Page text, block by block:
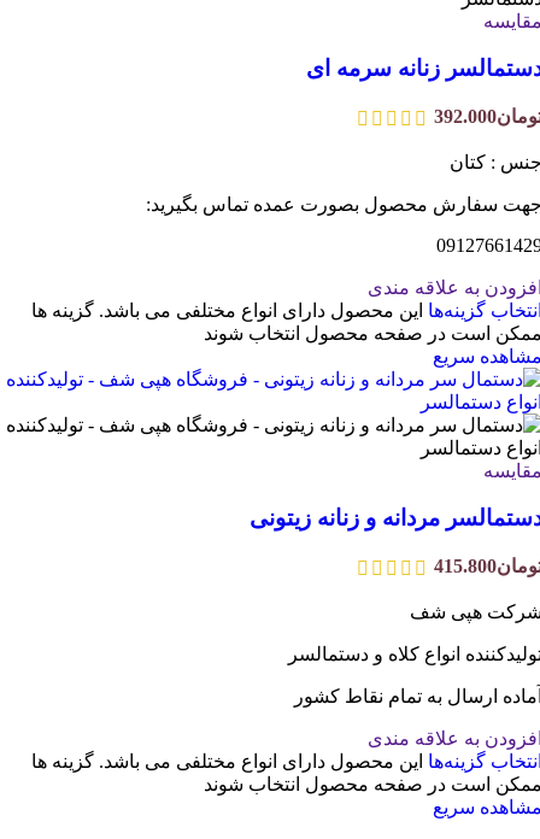
زنانه سرمه ای
392.000
: کتان
سفارش محصول بصورت عمده تماس بگیرید:
به علاقه مندی
گزینه‌ها این محصول دارای انواع مختلفی می باشد. گزینه ها
است در صفحه محصول انتخاب شوند
سریع
مردانه و زنانه زیتونی
415.800
هپی شف
انواع کلاه و دستمالسر
ارسال به تمام نقاط کشور
به علاقه مندی
گزینه‌ها این محصول دارای انواع مختلفی می باشد. گزینه ها
است در صفحه محصول انتخاب شوند
سریع